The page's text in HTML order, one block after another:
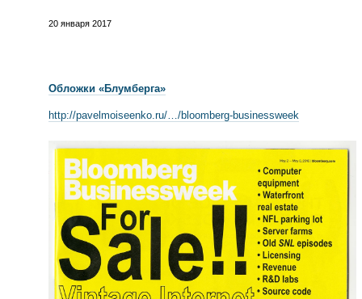
20 января 2017
Обложки «Блумберга»
http://pavelmoiseenko.ru/…/bloomberg-businessweek